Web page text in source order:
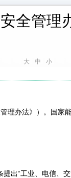
全管理
大 中 小
管理办法》）。国家
出“工业、电信、